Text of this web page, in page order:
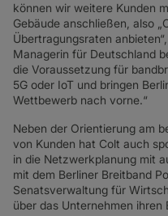
können wir weitere Kunden
Gebäude anschließen, also
Übertragungsraten
Managerin für Deutschland
die Voraussetzung für
5G oder IoT und bringen
Wettbewerb nach vorne.“
Neben der Orientierung am
von Kunden hat Colt auch
in die Netzwerkplanung mit
mit dem Berliner Breitband
Senatsverwaltung für
über das Unternehmen